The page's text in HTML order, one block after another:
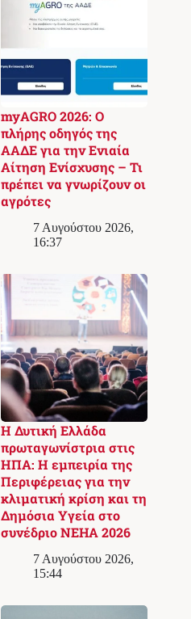
myAGRO 2026: Ο
πλήρης οδηγός της
ΑΑΔΕ για την Ενιαία
Αίτηση Ενίσχυσης – Τι
πρέπει να γνωρίζουν οι
αγρότες
7 Αυγούστου 2026,
16:37
Η Δυτική Ελλάδα
πρωταγωνίστρια στις
ΗΠΑ: Η εμπειρία της
Περιφέρειας για την
κλιματική κρίση και τη
Δημόσια Υγεία στο
συνέδριο NEHA 2026
7 Αυγούστου 2026,
15:44